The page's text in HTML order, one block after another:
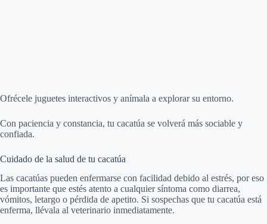
Ofrécele juguetes interactivos y anímala a explorar su entorno.
Con paciencia y constancia, tu cacatúa se volverá más sociable y
confiada.
Cuidado de la salud de tu cacatúa
Las cacatúas pueden enfermarse con facilidad debido al estrés, por eso
es importante que estés atento a cualquier síntoma como diarrea,
vómitos, letargo o pérdida de apetito. Si sospechas que tu cacatúa está
enferma, llévala al veterinario inmediatamente.